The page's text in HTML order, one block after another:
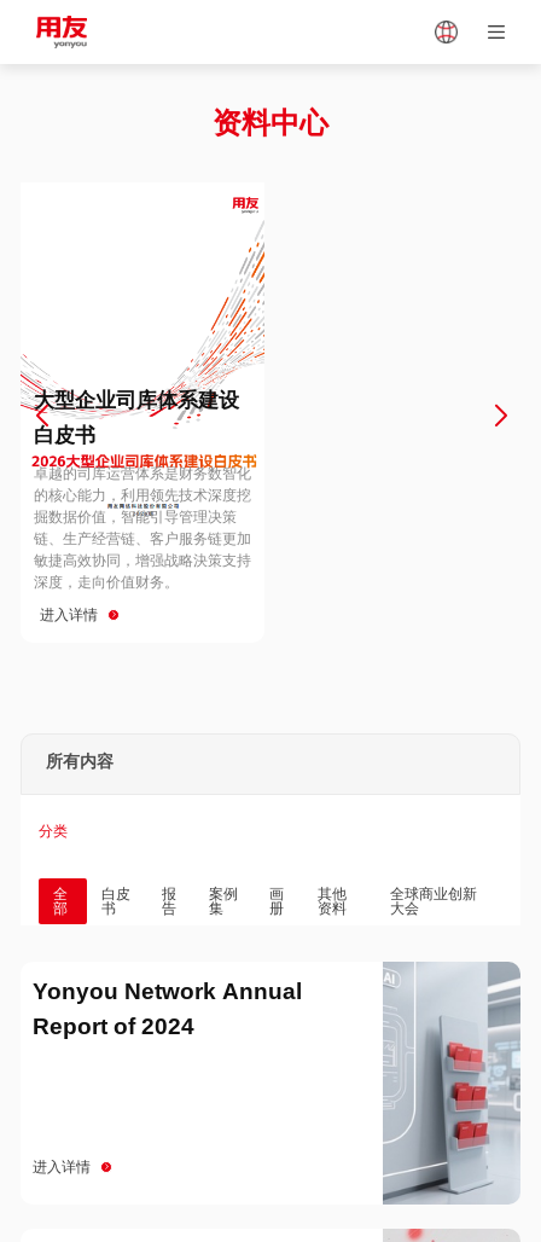
Vietnam
Europe
Hungary
Hong Kong
资料中心
大型企业司库体系建设
白皮书
卓越的司库运营体系是财务数智化
的核心能力，利用领先技术深度挖
掘数据价值，智能引导管理决策
链、生产经营链、客户服务链更加
敏捷高效协同，增强战略決策支持
深度，走向价值财务。
进入详情
所有内容
分类
全
部
白皮
书
报
告
案例
集
画
册
其他
资料
全球商业创新
大会
Yonyou Network Annual
Report of 2024
进入详情